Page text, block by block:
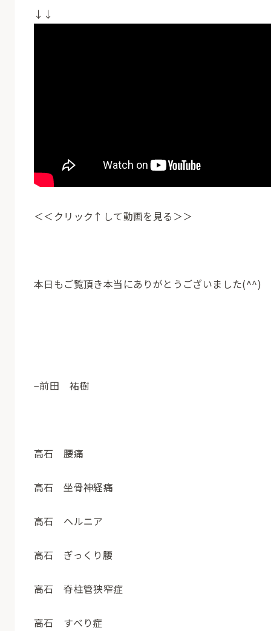
↓↓
＜＜クリック↑して動画を見る＞＞
本日もご覧頂き本当にありがとうございました(^^)
−前田 祐樹
高石 腰痛
高石 坐骨神経痛
高石 ヘルニア
高石 ぎっくり腰
高石 脊柱管狭窄症
高石 すべり症